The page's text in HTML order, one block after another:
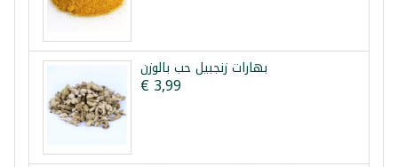
بهارات زنجبيل حب بالوزن
€ 3,99